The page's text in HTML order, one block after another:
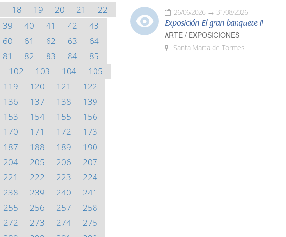
18 19 20 21
22
39 40 41 42
43
60 61 62 63
64
81 82 83 84
85
102 103 104
105
119 120 121
122
136 137 138
139
153 154 155
156
170 171 172
173
187 188 189
190
204 205 206
207
221 222 223
224
238 239 240
241
255 256 257
258
272 273 274
275
26/06/2026 31/08/2026
Exposición El gran banquete II
ARTE / EXPOSICIONES
Santa Marta de Tormes